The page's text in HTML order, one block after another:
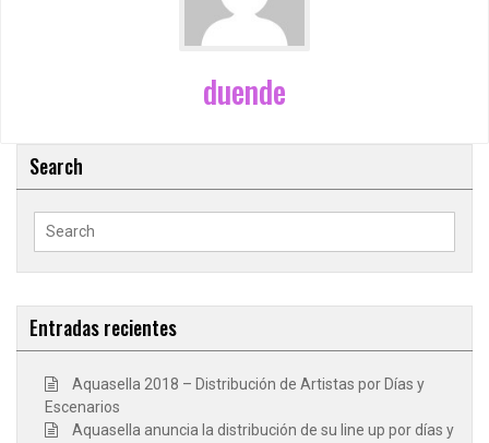
duende
Search
Search
Entradas recientes
Aquasella 2018 – Distribución de Artistas por Días y
Escenarios
Aquasella anuncia la distribución de su line up por días y